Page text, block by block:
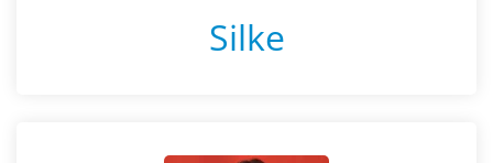
Silke